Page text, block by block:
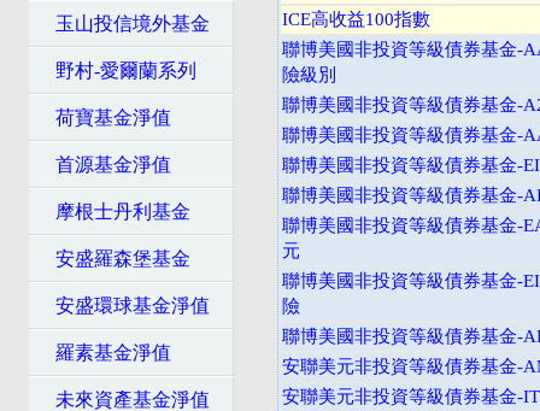
玉山投信境外基金
野村-愛爾蘭系列
荷寶基金淨值
首源基金淨值
摩根士丹利基金
安盛羅森堡基金
安盛環球基金淨值
羅素基金淨值
未來資產基金淨值
ICE高收益100指數
聯博美國非投資等級債券基金-
險級別
聯博美國非投資等級債券基金-
聯博美國非投資等級債券基金-
聯博美國非投資等級債券基金-
聯博美國非投資等級債券基金-
聯博美國非投資等級債券基金-
元
聯博美國非投資等級債券基金-
險
聯博美國非投資等級債券基金-
安聯美元非投資等級債券基金-
安聯美元非投資等級債券基金-